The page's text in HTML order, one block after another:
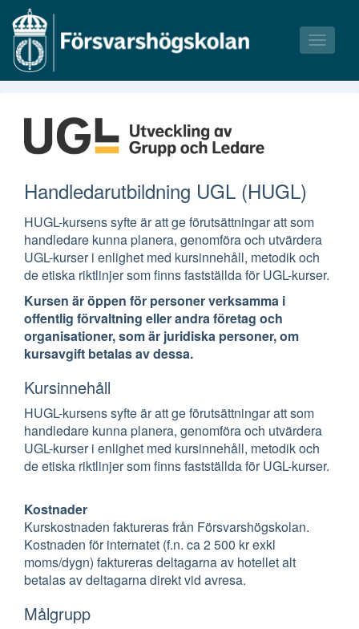
Toggle
Våra tillfällen
Handledarutbildning UGL (HUGL)
HUGL-kursens syfte är att ge förutsättningar att som
handledare kunna planera, genomföra och utvärdera
UGL-kurser i enlighet med kursinnehåll, metodik och
de etiska riktlinjer som finns fastställda för UGL-kurser.
Kursen är öppen för personer verksamma i
offentlig förvaltning eller andra företag och
organisationer, som är juridiska personer, om
kursavgift betalas av dessa.
Kursinnehåll
HUGL-kursens syfte är att ge förutsättningar att som
handledare kunna planera, genomföra och utvärdera
UGL-kurser i enlighet med kursinnehåll, metodik och
de etiska riktlinjer som finns fastställda för UGL-kurser.
Kostnader
Kurskostnaden faktureras från Försvarshögskolan.
Kostnaden för internatet (f.n. ca 2 500 kr exkl
moms/dygn) faktureras deltagarna av hotellet alt
betalas av deltagarna direkt vid avresa.
Målgrupp